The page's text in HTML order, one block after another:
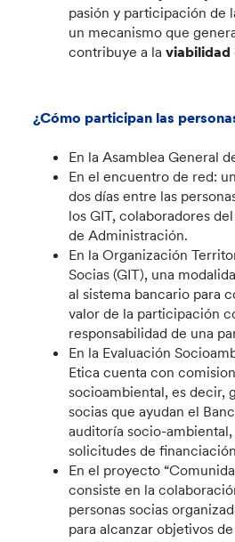
pasión y participación de
un mecanismo que
contribuye a laviabilidad
¿Cómo participan las
En la Asamblea General
En el encuentro de red:
dos días entre las
los GIT, colaboradores
de Administración.
En la Organización
Socias (GIT), una
al sistema bancario para
valor de la participación
responsabilidad de una
En la Evaluación
Etica cuenta con
socioambiental, es decir,
socias que ayudan el
auditoría socio-
solicitudes de
En el proyecto
consiste en la
personas socias
para alcanzar objetivos